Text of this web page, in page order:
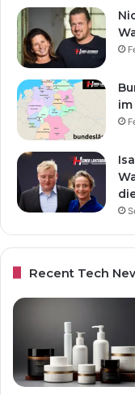
Recent Tech